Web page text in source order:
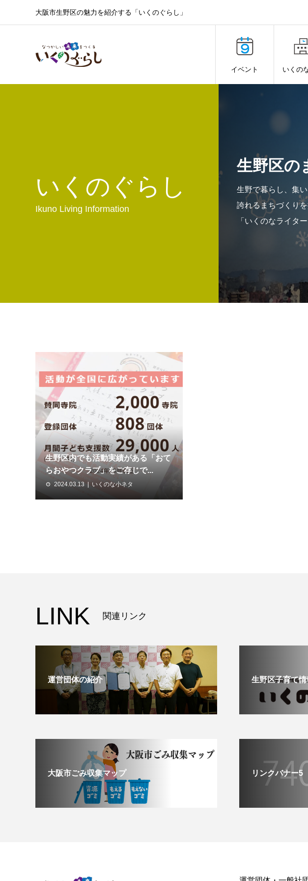
大阪市生野区の魅力を紹介する「いくのぐらし」
イベント いくの
いくのぐらし
Ikuno Living Information
生野区の
生野で暮らし、集
誇れるまちづくり
「いくのなライタ
生野区内でも活動実績がある「おて
らおやつクラブ」をご存じで...
2024.03.13 いくのな小ネタ
LINK 関連リンク
運営団体の紹介 生野区子育て
大阪市ごみ収集マップ リンクバナー5